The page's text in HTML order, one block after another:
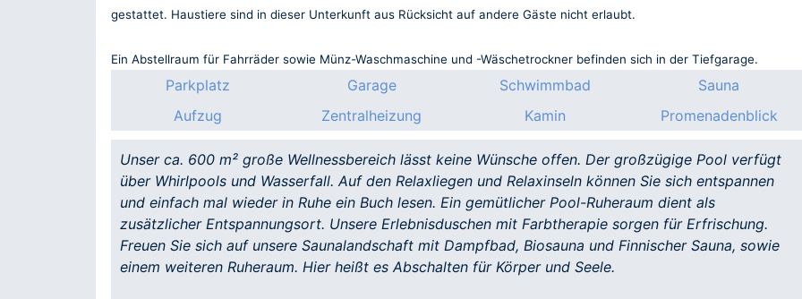
gestattet. Haustiere sind in dieser Unterkunft aus Rücksicht auf andere Gäste nicht erlaubt.
Ein Abstellraum für Fahrräder sowie Münz-Waschmaschine und -Wäschetrockner befinden sich in der Tiefgarage.
Parkplatz Garage Schwimmbad
Sauna
Aufzug
Zentralheizung Kamin Promenadenblick
Unser ca. 600 m² große Wellnessbereich lässt keine Wünsche offen. Der großzügige Pool verfügt
über Whirlpools und Wasserfall. Auf den Relaxliegen und Relaxinseln können Sie sich entspannen
und einfach mal wieder in Ruhe ein Buch lesen. Ein gemütlicher Pool-Ruheraum dient als
zusätzlicher Entspannungsort. Unsere Erlebnisduschen mit Farbtherapie sorgen für Erfrischung.
Freuen Sie sich auf unsere Saunalandschaft mit Dampfbad, Biosauna und Finnischer Sauna, sowie
einem weiteren Ruheraum. Hier heißt es Abschalten für Körper und Seele.